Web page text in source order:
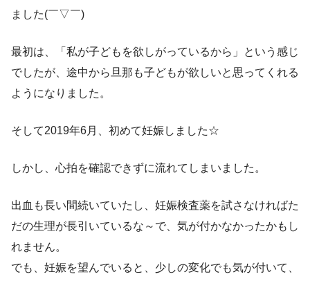
ました(￣▽￣)
最初は、「私が子どもを欲しがっているから」という感じ
でしたが、途中から旦那も子どもが欲しいと思ってくれる
ようになりました。
そして2019年6月、初めて妊娠しました☆
しかし、心拍を確認できずに流れてしまいました。
出血も長い間続いていたし、妊娠検査薬を試さなければた
だの生理が長引いているな～で、気が付かなかったかもし
れません。
でも、妊娠を望んでいると、少しの変化でも気が付いて、